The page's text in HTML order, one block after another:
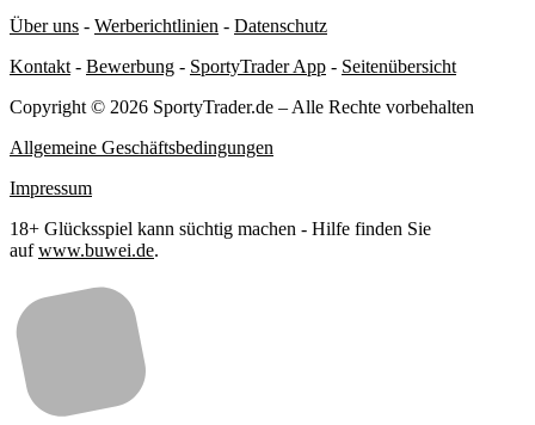
Über uns - Werberichtlinien - Datenschutz
Kontakt - Bewerbung - SportyTrader App - Seitenübersicht
Copyright © 2026 SportyTrader.de – Alle Rechte vorbehalten
Allgemeine Geschäftsbedingungen
Impressum
18+ Glücksspiel kann süchtig machen - Hilfe finden Sie
aufwww.buwei.de.